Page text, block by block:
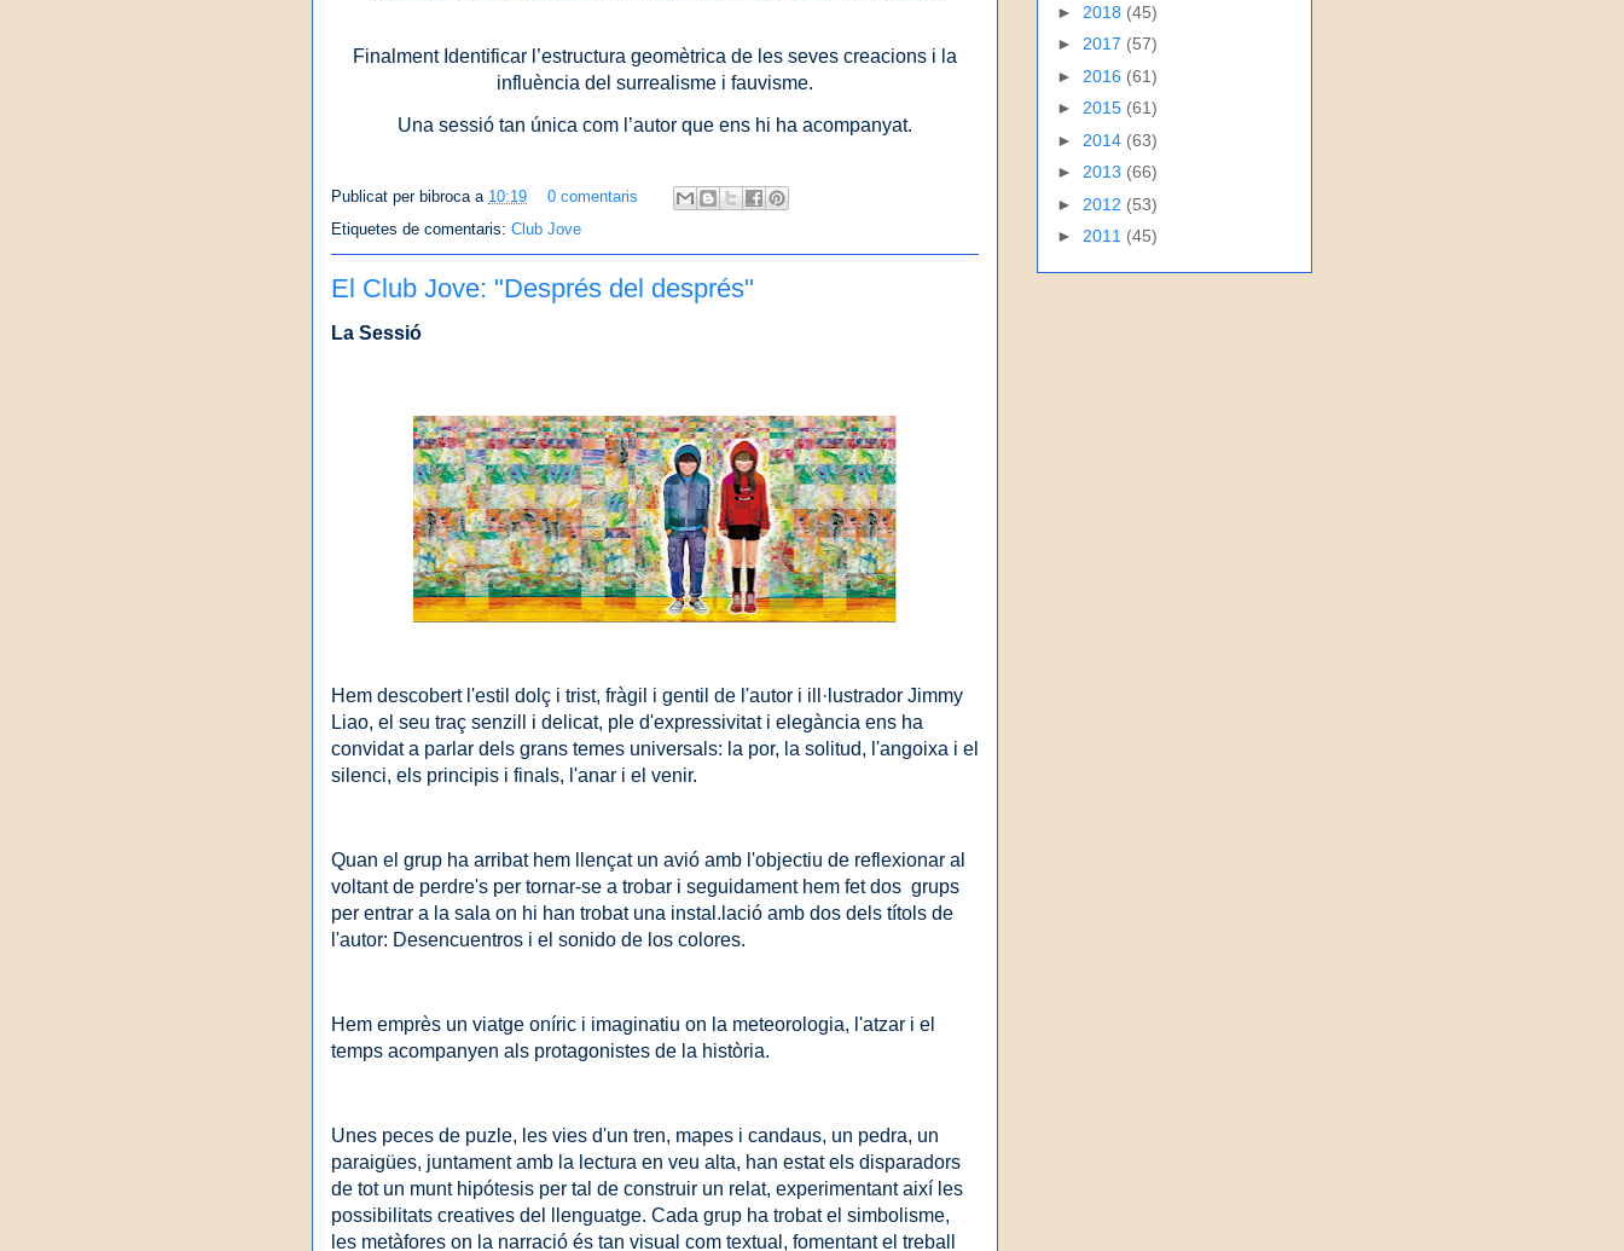
Finalment Identificar l’estructura geomètrica de les seves creacions i la
influència del surrealisme i fauvisme.
Una sessió tan única com l’autor que ens hi ha acompanyat.
Publicat per bibroca a 10:19
0 comentaris
Etiquetes de comentaris: Club Jove
El Club Jove: "Després del després"
La Sessió
Hem descobert l'estil dolç i trist, fràgil i gentil de l'autor i ill·lustrador Jimmy
Liao, el seu traç senzill i delicat, ple d'expressivitat i elegància ens ha
convidat a parlar dels grans temes universals: la por, la solitud, l'angoixa i el
silenci, els principis i finals, l'anar i el venir.
Quan el grup ha arribat hem llençat un avió amb l'objectiu de reflexionar al
voltant de perdre's per tornar-se a trobar i seguidament hem fet dos grups
per entrar a la sala on hi han trobat una instal.lació amb dos dels títols de
l'autor: Desencuentros i el sonido de los colores.
Hem emprès un viatge oníric i imaginatiu on la meteorologia, l'atzar i el
temps acompanyen als protagonistes de la història.
Unes peces de puzle, les vies d'un tren, mapes i candaus, un pedra, un
paraigües, juntament amb la lectura en veu alta, han estat els disparadors
de tot un munt hipótesis per tal de construir un relat, experimentant així les
possibilitats creatives del llenguatge. Cada grup ha trobat el simbolisme,
les metàfores on la narració és tan visual com textual, fomentant el treball
► 2018 (45)
► 2017 (57)
► 2016 (61)
► 2015 (61)
► 2014 (63)
► 2013 (66)
► 2012 (53)
► 2011 (45)